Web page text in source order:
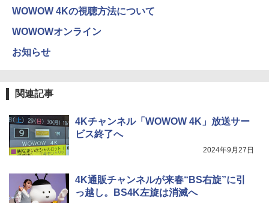
WOWOW 4Kの視聴方法について
WOWOWオンライン
お知らせ
関連記事
4Kチャンネル「WOWOW 4K」放送サー
ビス終了へ
2024年9月27日
4K通販チャンネルが来春“BS右旋”に引
っ越し。BS4K左旋は消滅へ